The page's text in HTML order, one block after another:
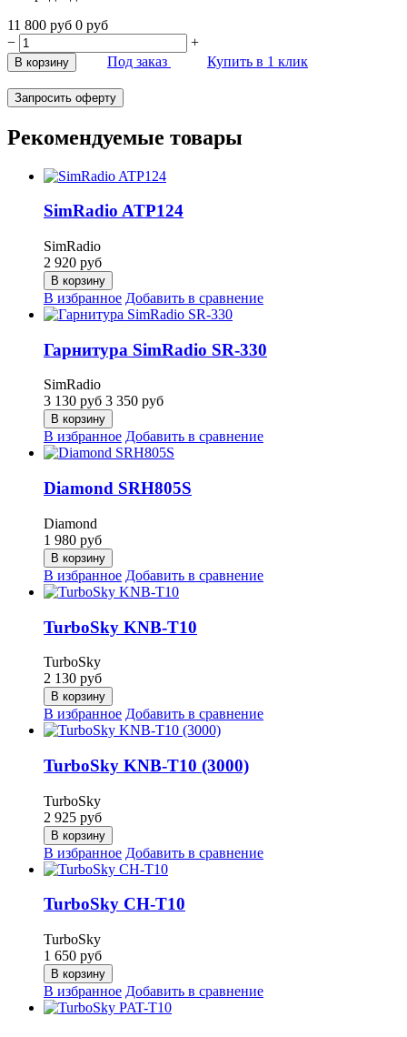
11 800 руб 0 руб
−
+
В корзину Под заказ Купить в 1 клик
Запросить оферту
Рекомендуемые товары
SimRadio ATP124
SimRadio
2 920 руб
В корзину
В избранное Добавить в сравнение
Гарнитура SimRadio SR-330
SimRadio
3 130 руб 3 350 руб
В корзину
В избранное Добавить в сравнение
Diamond SRH805S
Diamond
1 980 руб
В корзину
В избранное Добавить в сравнение
TurboSky KNB-T10
TurboSky
2 130 руб
В корзину
В избранное Добавить в сравнение
TurboSky KNB-T10 (3000)
TurboSky
2 925 руб
В корзину
В избранное Добавить в сравнение
TurboSky CH-T10
TurboSky
1 650 руб
В корзину
В избранное Добавить в сравнение